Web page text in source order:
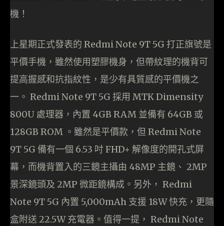
機！
上星期正式發表的 Redmi Note 9T 5G 打正旗號是
平價手機，雖然使用塑膠機身，但帶紋理的機背可
提高握感和抗指紋性，是少有具質感的平價機之
一。 Redmi Note 9T 5G 採用 MTK Dimensity
800U 處理器，內置 4GB RAM 並備有 64GB 或
128GB ROM 。雖然是平價款，但 Redmi Note
9T 5G 備有一個 6.53 吋 FHD+ 解像度的開孔式屏
幕，而機背置入的三鏡主攝由 48MP 主鏡、 2MP
景深鏡頭及 2MP 微距鏡構成。另外， Redmi
Note 9T 5G 內置 5,000mAh 支援 18W 快充，更隨
盒附送 22.5W 充電器。值得一提， Redmi Note